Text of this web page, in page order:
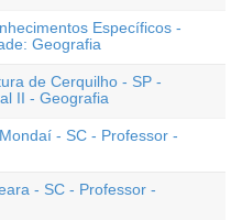
Específicos -
Geografia
de Cerquilho - SP -
II - Geografia
- SC - Professor -
- SC - Professor -